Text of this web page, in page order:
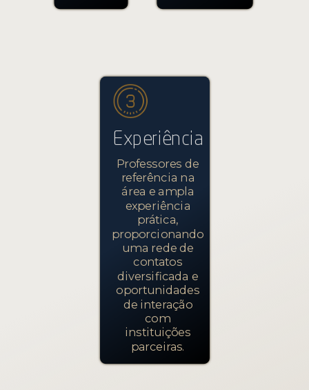
Experiência
Professores de
referência na
área e ampla
experiência
prática,
proporcionando
uma rede de
contatos
diversificada e
oportunidades
de interação
com
instituições
parceiras.